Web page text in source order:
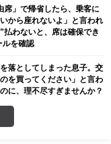
席」で帰省したら、乗客に
から座れないよ」と言われ
払わないと、席は確保でき
ルを確認
落としてしまった息子。交
を買ってください」と言わ
に、理不尽すぎませんか？